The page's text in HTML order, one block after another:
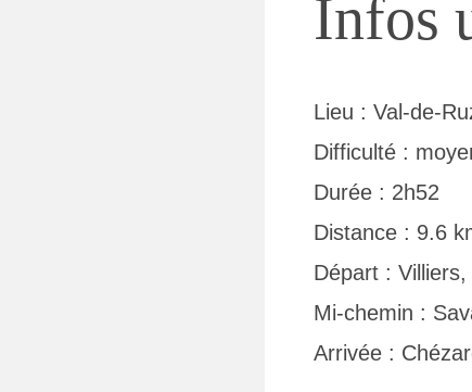
Infos
Lieu : Val-de-
Difficulté :
Durée : 2h52
Distance : 9.6
Départ :
Mi-chemin :
Arrivée :